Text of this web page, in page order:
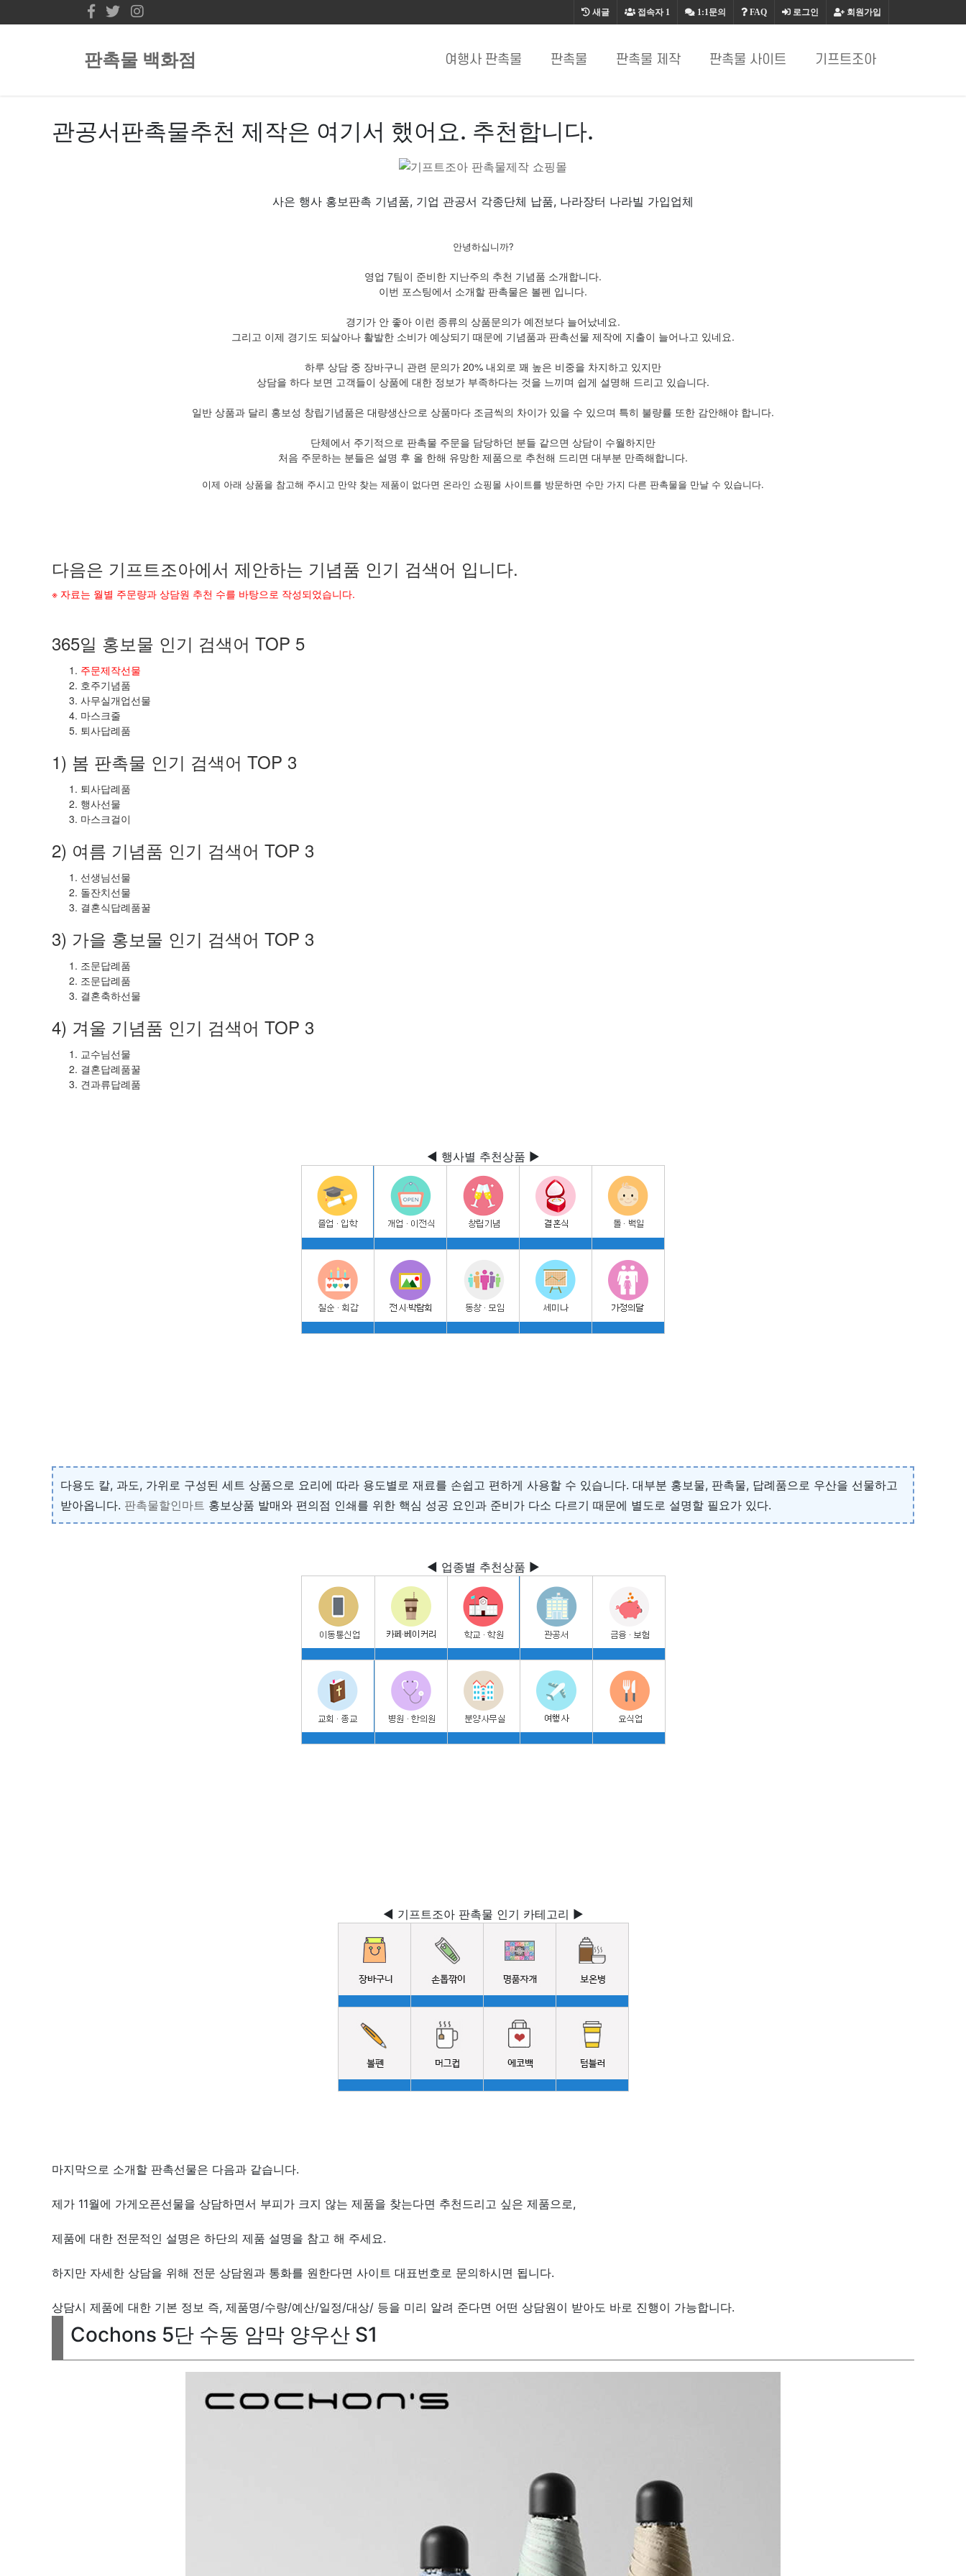
회원가입
로그인
FAQ
1:1문의
접속자1
새글
판촉물 백화점 여행사 판촉물 판촉물 판촉물 제작 판촉물 사이트 기프트조아
관공서판촉물추천 제작은 여기서 했어요. 추천합니다.
사은 행사 홍보판촉 기념품, 기업 관공서 각종단체 납품, 나라장터 나라빌 가입업체
안녕하십니까?
영업 7팀이 준비한 지난주의 추천 기념품 소개합니다.
이번 포스팅에서 소개할 판촉물은 볼펜 입니다.
경기가 안 좋아 이런 종류의 상품문의가 예전보다 늘어났네요.
그리고 이제 경기도 되살아나 활발한 소비가 예상되기 때문에 기념품과 판촉선물 제작에 지출이 늘어나고 있네요.
하루 상담 중 장바구니 관련 문의가 20% 내외로 꽤 높은 비중을 차지하고 있지만
상담을 하다 보면 고객들이 상품에 대한 정보가 부족하다는 것을 느끼며 쉽게 설명해 드리고 있습니다.
일반 상품과 달리 홍보성 창립기념품은 대량생산으로 상품마다 조금씩의 차이가 있을 수 있으며 특히 불량률 또한 감안해야 합니다.
단체에서 주기적으로 판촉물 주문을 담당하던 분들 같으면 상담이 수월하지만
처음 주문하는 분들은 설명 후 올 한해 유망한 제품으로 추천해 드리면 대부분 만족해합니다.
이제 아래 상품을 참고해 주시고 만약 찾는 제품이 없다면 온라인 쇼핑몰 사이트를 방문하면 수만 가지 다른 판촉물을 만날 수 있습니다.
다음은 기프트조아에서 제안하는 기념품 인기 검색어 입니다.
※ 자료는 월별 주문량과 상담원 추천 수를 바탕으로 작성되었습니다.
365일 홍보물 인기 검색어 TOP 5
주문제작선물
호주기념품
사무실개업선물
마스크줄
퇴사답례품
1) 봄 판촉물 인기 검색어 TOP 3
퇴사답례품
행사선물
마스크걸이
2) 여름 기념품 인기 검색어 TOP 3
선생님선물
돌잔치선물
결혼식답례품꿀
3) 가을 홍보물 인기 검색어 TOP 3
조문답례품
조문답례품
결혼축하선물
4) 겨울 기념품 인기 검색어 TOP 3
교수님선물
결혼답례품꿀
견과류답례품
◀ 행사별 추천상품 ▶
다용도 칼, 과도, 가위로 구성된 세트 상품으로 요리에 따라 용도별로 재료를 손쉽고 편하게 사용할 수 있습니다. 대부분 홍보물, 판촉물, 답례품으로 우산을 선물하고
받아옵니다. 판촉물할인마트 홍보상품 발매와 편의점 인쇄를 위한 핵심 성공 요인과 준비가 다소 다르기 때문에 별도로 설명할 필요가 있다.
◀ 업종별 추천상품 ▶
◀ 기프트조아 판촉물 인기 카테고리 ▶
마지막으로 소개할 판촉선물은 다음과 같습니다.
제가 11월에 가게오픈선물을 상담하면서 부피가 크지 않는 제품을 찾는다면 추천드리고 싶은 제품으로,
제품에 대한 전문적인 설명은 하단의 제품 설명을 참고 해 주세요.
하지만 자세한 상담을 위해 전문 상담원과 통화를 원한다면 사이트 대표번호로 문의하시면 됩니다.
상담시 제품에 대한 기본 정보 즉, 제품명/수량/예산/일정/대상/ 등을 미리 알려 준다면 어떤 상담원이 받아도 바로 진행이 가능합니다.
Cochons 5단 수동 암막 양우산 S1